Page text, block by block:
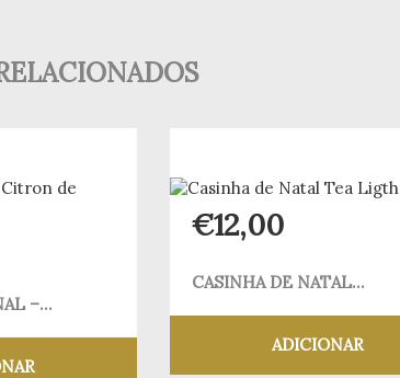
–...
€12,00
CASINHA DE NATAL...
ADICIONAR